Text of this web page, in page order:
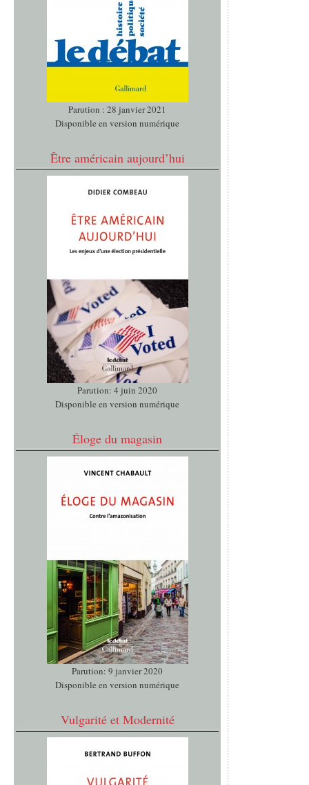
Parution : 28 janvier 2021
Disponible en version numérique
Être américain aujourd’hui
Parution: 4 juin 2020
Disponible en version numérique
Éloge du magasin
Parution: 9 janvier 2020
Disponible en version numérique
Vulgarité et Modernité